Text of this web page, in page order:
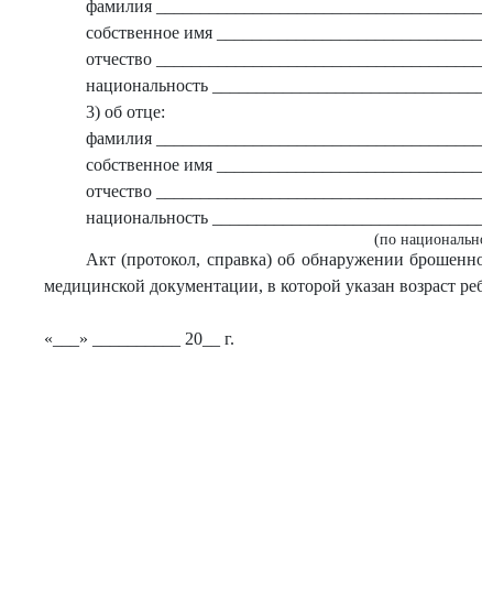
фамилия
собственное имя
отчество
национальность
3) об отце:
фамилия
собственное имя
отчество
национальность
(по
Акт (протокол, справка) об обнаружении
медицинской документации, в которой указан возраст
«___» __________ 20__ г.